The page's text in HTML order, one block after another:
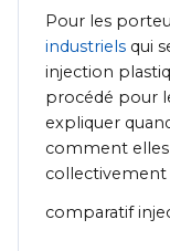
Pour les
industriels qui
injection
procédé pour
expliquer
comment
comparatif